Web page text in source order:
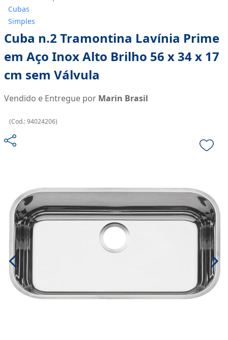
Cubas
Simples
Cuba n.2 Tramontina Lavínia Prime
em Aço Inox Alto Brilho 56 x 34 x 17
cm sem Válvula
Vendido e Entregue por Marin Brasil
(Cod.:94024206)